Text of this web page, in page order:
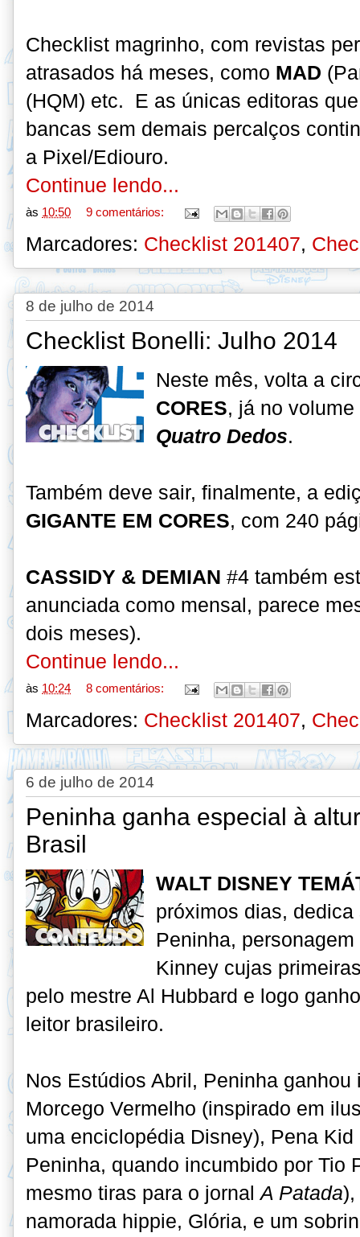
Checklist magrinho, com revistas
atrasados há meses, como MAD
(HQM) etc. E as únicas editoras
bancas sem demais percalços
a Pixel/Ediouro.
Continue lendo...
às 10:50 9 comentários:
Marcadores: Checklist 201407,
8 de julho de 2014
Checklist Bonelli: Julho 2014
Neste mês, volta a
CORES, já no
Quatro Dedos.
Também deve sair, finalmente, a
GIGANTE EM CORES, com 240
CASSIDY & DEMIAN #4 também
anunciada como mensal, parece
dois meses).
Continue lendo...
às 10:24 8 comentários:
Marcadores: Checklist 201407,
6 de julho de 2014
Peninha ganha especial à
Brasil
WALT DISNEY
próximos dias,
Peninha,
Kinney cujas
pelo mestre Al Hubbard e logo
leitor brasileiro.
Nos Estúdios Abril, Peninha
Morcego Vermelho (inspirado em
uma enciclopédia Disney), Pena
Peninha, quando incumbido por Tio
mesmo tiras para o jornalA Patada),
namorada hippie, Glória, e um